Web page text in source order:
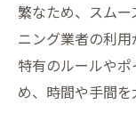
繁なため、スム
ニング業者の利
特有のルールや
め、時間や手間を